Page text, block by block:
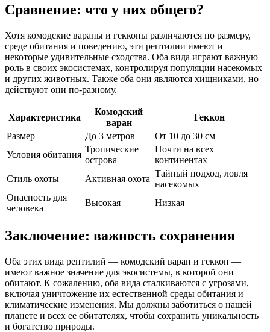
Сравнение: что у них общего?
Хотя комодские вараны и гекконы различаются по размеру,
среде обитания и поведению, эти рептилии имеют и
некоторые удивительные сходства. Оба вида играют важную
роль в своих экосистемах, контролируя популяции насекомых
и других животных. Также оба они являются хищниками, но
действуют они по-разному.
Характеристика
Комодский
варан
Геккон
Размер
До 3 метров
От 10 до 30 см
Условия обитания
Тропические
острова
Почти на всех
континентах
Стиль охоты
Активная охота
Тайный подход, ловля
насекомых
Опасность для
человека
Высокая Низкая
Заключение: важность сохранения
Оба этих вида рептилий — комодский варан и геккон —
имеют важное значение для экосистемы, в которой они
обитают. К сожалению, оба вида сталкиваются с угрозами,
включая уничтожение их естественной среды обитания и
климатические изменения. Мы должны заботиться о нашей
планете и всех ее обитателях, чтобы сохранить уникальность
и богатство природы.